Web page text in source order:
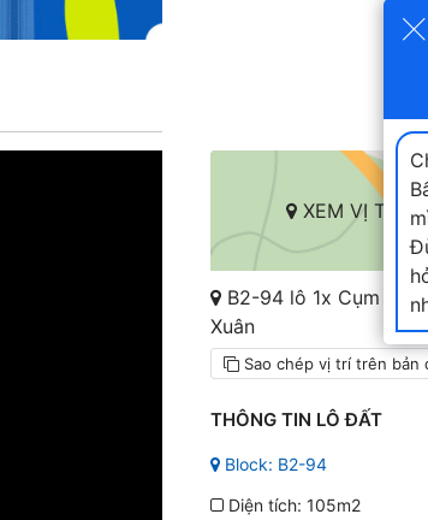
XEM VỊ TRÍ
B2-94 lô 1x Cụm B2-
Xuân
Sao chép vị trí trên bản
THÔNG TIN LÔ ĐẤT
Block: B2-94
Diện tích: 105m2
×